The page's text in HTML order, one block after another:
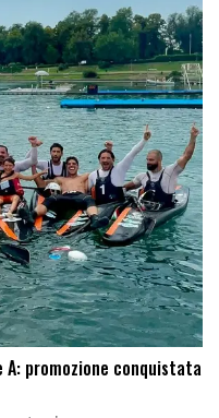
promozione conquistata